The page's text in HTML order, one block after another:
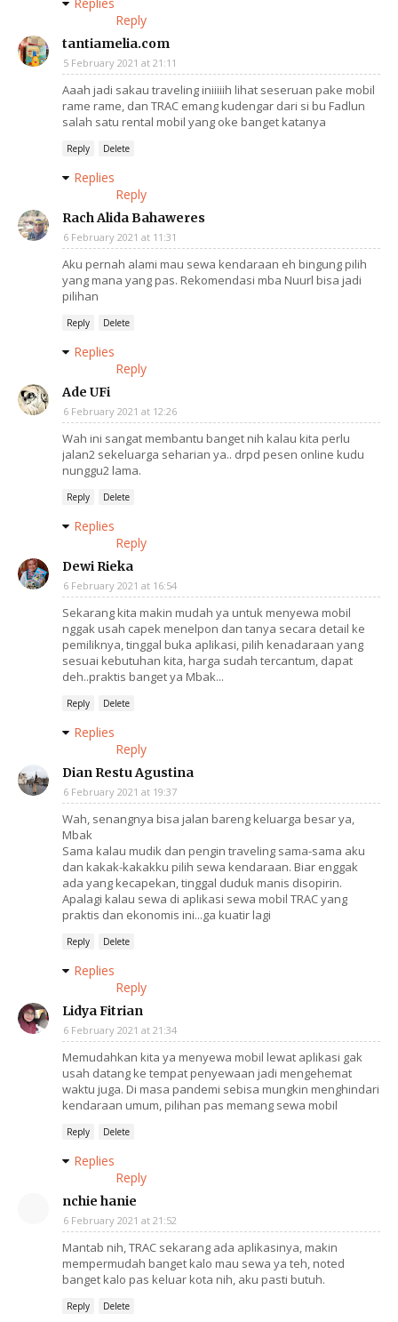
Reply
tantiamelia.com
5 February 2021 at 21:11
Aaah jadi sakau traveling iniiiiih lihat seseruan pake mobil
rame rame, dan TRAC emang kudengar dari si bu Fadlun
salah satu rental mobil yang oke banget katanya
Reply Delete
Replies
Reply
Rach Alida Bahaweres
6 February 2021 at 11:31
Aku pernah alami mau sewa kendaraan eh bingung pilih
yang mana yang pas. Rekomendasi mba Nuurl bisa jadi
pilihan
Reply Delete
Replies
Reply
Ade UFi
6 February 2021 at 12:26
Wah ini sangat membantu banget nih kalau kita perlu
jalan2 sekeluarga seharian ya.. drpd pesen online kudu
nunggu2 lama.
Reply Delete
Replies
Reply
Dewi Rieka
6 February 2021 at 16:54
Sekarang kita makin mudah ya untuk menyewa mobil
nggak usah capek menelpon dan tanya secara detail ke
pemiliknya, tinggal buka aplikasi, pilih kenadaraan yang
sesuai kebutuhan kita, harga sudah tercantum, dapat
deh..praktis banget ya Mbak...
Reply Delete
Replies
Reply
Dian Restu Agustina
6 February 2021 at 19:37
Wah, senangnya bisa jalan bareng keluarga besar ya,
Mbak
Sama kalau mudik dan pengin traveling sama-sama aku
dan kakak-kakakku pilih sewa kendaraan. Biar enggak
ada yang kecapekan, tinggal duduk manis disopirin.
Apalagi kalau sewa di aplikasi sewa mobil TRAC yang
praktis dan ekonomis ini...ga kuatir lagi
Reply Delete
Replies
Reply
Lidya Fitrian
6 February 2021 at 21:34
Memudahkan kita ya menyewa mobil lewat aplikasi gak
usah datang ke tempat penyewaan jadi mengehemat
waktu juga. Di masa pandemi sebisa mungkin menghindari
kendaraan umum, pilihan pas memang sewa mobil
Reply Delete
Replies
Reply
nchie hanie
6 February 2021 at 21:52
Mantab nih, TRAC sekarang ada aplikasinya, makin
mempermudah banget kalo mau sewa ya teh, noted
banget kalo pas keluar kota nih, aku pasti butuh.
Reply Delete